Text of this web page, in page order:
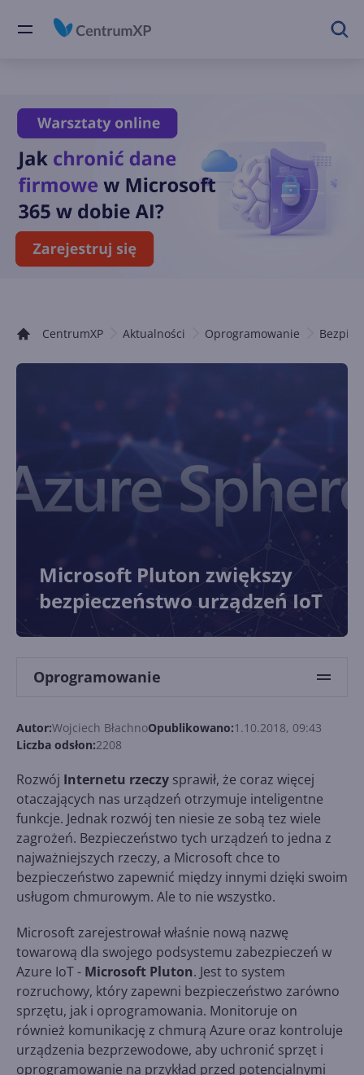
CentrumXP Aktualności Oprogramowanie
Microsoft Pluton zwiększy
bezpieczeństwo urządzeń IoT
Oprogramowanie
Autor:Wojciech BłachnoOpublikowano:1.10.2018, 09:43
Liczba odsłon:2208
Rozwój Internetu rzeczy sprawił, że coraz więcej
otaczających nas urządzeń otrzymuje inteligentne
funkcje. Jednak rozwój ten niesie ze sobą tez wiele
zagrożeń. Bezpieczeństwo tych urządzeń to jedna z
najważniejszych rzeczy, a Microsoft chce to
bezpieczeństwo zapewnić między innymi dzięki swoim
usługom chmurowym. Ale to nie wszystko.
Microsoft zarejestrował właśnie nową nazwę
towarową dla swojego podsystemu zabezpieczeń w
Azure IoT - Microsoft Pluton. Jest to system
rozruchowy, który zapewni bezpieczeństwo zarówno
sprzętu, jak i oprogramowania. Monitoruje on
również komunikację z chmurą Azure oraz kontroluje
urządzenia bezprzewodowe, aby uchronić sprzęt i
oprogramowanie na przykład przed potencjalnymi